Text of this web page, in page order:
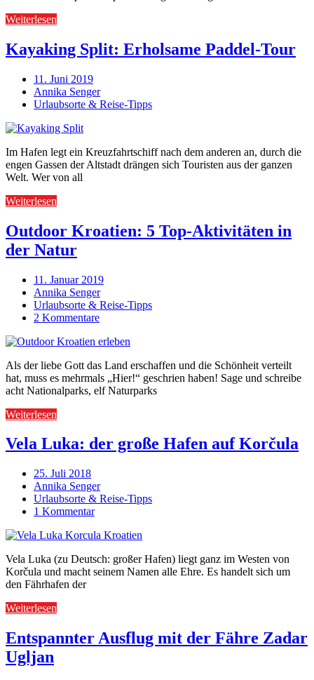
Weiterlesen
Kayaking Split: Erholsame Paddel-Tour
11. Juni 2019
Annika Senger
Urlaubsorte & Reise-Tipps
Im Hafen legt ein Kreuzfahrtschiff nach dem anderen an, durch die
engen Gassen der Altstadt drängen sich Touristen aus der ganzen
Welt. Wer von all
Weiterlesen
Outdoor Kroatien: 5 Top-Aktivitäten in
der Natur
11. Januar 2019
Annika Senger
Urlaubsorte & Reise-Tipps
2 Kommentare
Als der liebe Gott das Land erschaffen und die Schönheit verteilt
hat, muss es mehrmals „Hier!“ geschrien haben! Sage und schreibe
acht Nationalparks, elf Naturparks
Weiterlesen
Vela Luka: der große Hafen auf Korčula
25. Juli 2018
Annika Senger
Urlaubsorte & Reise-Tipps
1 Kommentar
Vela Luka (zu Deutsch: großer Hafen) liegt ganz im Westen von
Korčula und macht seinem Namen alle Ehre. Es handelt sich um
den Fährhafen der
Weiterlesen
Entspannter Ausflug mit der Fähre Zadar
Ugljan